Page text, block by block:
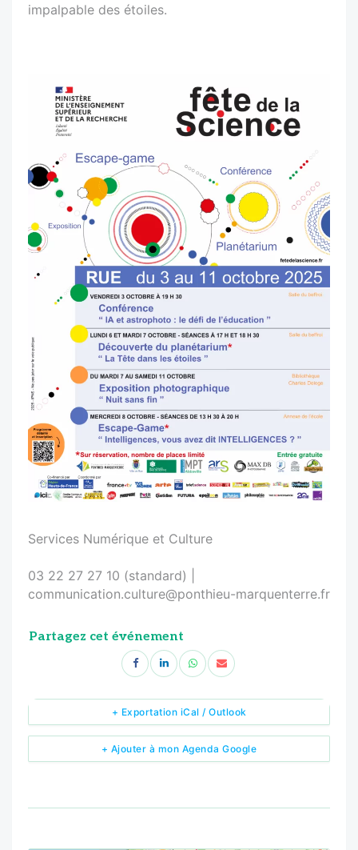
impalpable des étoiles.
Services Numérique et Culture
03 22 27 27 10 (standard) |
communication.culture@ponthieu-marquenterre.fr
Partagez cet événement
+ Ajouter à mon Agenda Google
+ Exportation iCal / Outlook